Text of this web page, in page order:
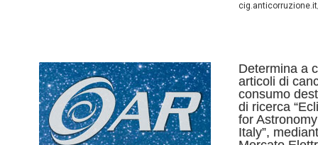
Determina a
articoli di
consumo
di ricerca
for
Italy”,